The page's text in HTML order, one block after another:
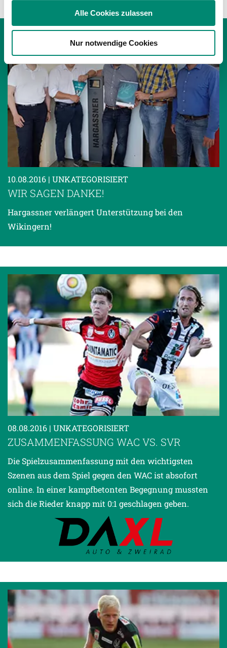
weiteren Daten zusammen, die Sie ihnen bereitgestellt
haben oder die sie im Rahmen Ihrer Nutzung der Dienste
gesammelt haben.
Weitere Details, insbesondere zu Speicherdauer und
Empfänger entnehmen Sie unserer
Datenschutzerklärung.
Alle Cookies zulassen
Nur notwendige Cookies
10.08.2016 | UNKATEGORISIERT
WIR SAGEN DANKE!
Hargassner verlängert Unterstützung bei den
Wikingern!
08.08.2016 | UNKATEGORISIERT
ZUSAMMENFASSUNG WAC VS. SVR
Die Spielzusammenfassung mit den wichtigsten
Szenen aus dem Spiel gegen den WAC ist absofort
online. In einer kampfbetonten Begegnung mussten
sich die Rieder knapp mit 0:1 geschlagen geben.